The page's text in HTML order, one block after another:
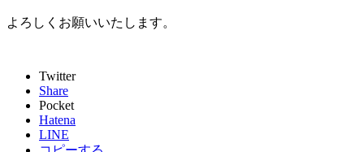
よろしくお願いいたします。
Twitter
Share
Pocket
Hatena
LINE